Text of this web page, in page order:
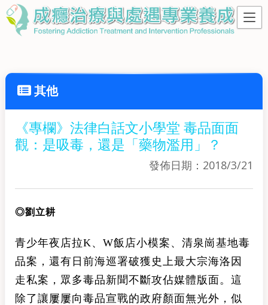
其他
《專欄》法律白話文小學堂 毒品面面
觀：是吸毒，還是「藥物濫用」？
發佈日期：2018/3/21
◎劉立耕
青少年夜店拉K、W飯店小模案、清泉崗基地毒
品案，還有日前海巡署破獲史上最大宗海洛因
走私案，眾多毒品新聞不斷攻佔媒體版面。這
除了讓屢屢向毒品宣戰的政府顏面無光外，似